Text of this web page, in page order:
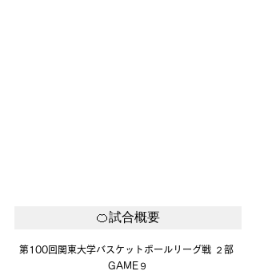
🍊試合概要
第100回関東大学バスケットボールリーグ戦 ２部
GAME９